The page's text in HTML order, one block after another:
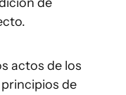
actos de los
de